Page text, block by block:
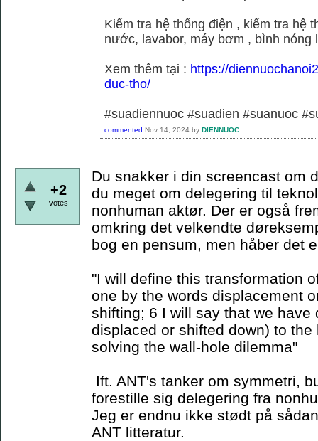
Kiểm tra hệ thống điện , kiểm tra hệ
nước, lavabor, máy bơm , bình nóng
Xem thêm tại : https://
duc-tho/
#suadiennuoc #suadien #suanuoc
commented Nov 14, 2024 by DIENNUOC
+2
votes
Du snakker i din screencast om
du meget om delegering til
nonhuman aktør. Der er også
omkring det velkendte
bog en pensum, men håber det
"I will define this transformation
one by the words displacement
shifting; 6 I will say that we have
displaced or shifted down) to
solving the wall-hole dilemma"
Ift. ANT's tanker om symmetri,
forestille sig delegering fra
Jeg er endnu ikke stødt på
ANT litteratur.